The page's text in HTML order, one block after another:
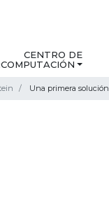
CENTRO DE
Una primera solución